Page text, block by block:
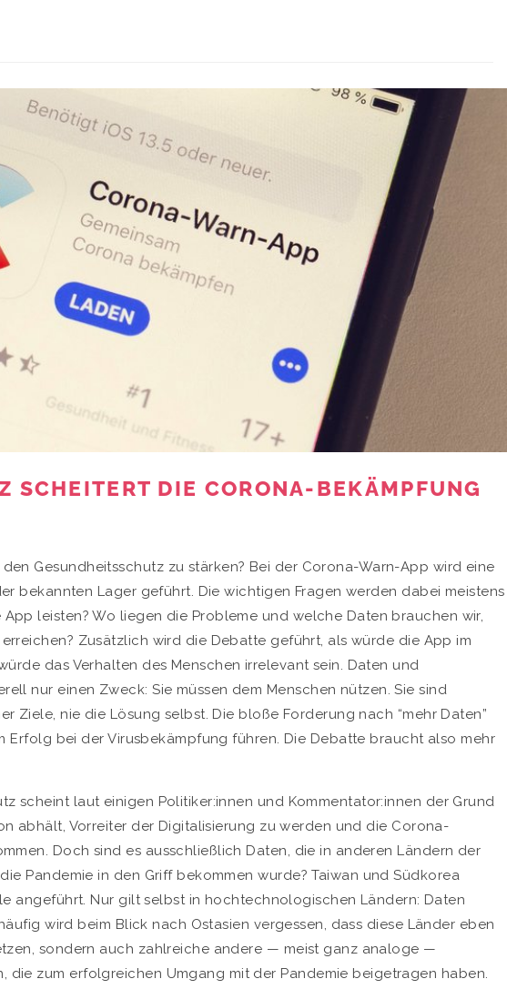
SCHEITERT DIE CORONA-BEKÄMPFUNG
Gesundheitsschutz zu stärken? Bei der Corona-Warn-App wird eine
bekannten Lager geführt. Die wichtigen Fragen werden dabei meistens
App leisten? Wo liegen die Probleme und welche Daten brauchen wir,
Zusätzlich wird die Debatte geführt, als würde die App im
das Verhalten des Menschen irrelevant sein. Daten und
nur einen Zweck: Sie müssen dem Menschen nützen. Sie sind
Ziele, nie die Lösung selbst. Die bloße Forderung nach “mehr Daten”
Erfolg bei der Virusbekämpfung führen. Die Debatte braucht also mehr
scheint laut einigen Politiker:innen und Kommentator:innen der Grund
abhält, Vorreiter der Digitalisierung zu werden und die Corona-
Doch sind es ausschließlich Daten, die in anderen Ländern der
Pandemie in den Griff bekommen wurde? Taiwan und Südkorea
angeführt. Nur gilt selbst in hochtechnologischen Ländern: Daten
wird beim Blick nach Ostasien vergessen, dass diese Länder eben
sondern auch zahlreiche andere — meist ganz analoge —
die zum erfolgreichen Umgang mit der Pandemie beigetragen haben.